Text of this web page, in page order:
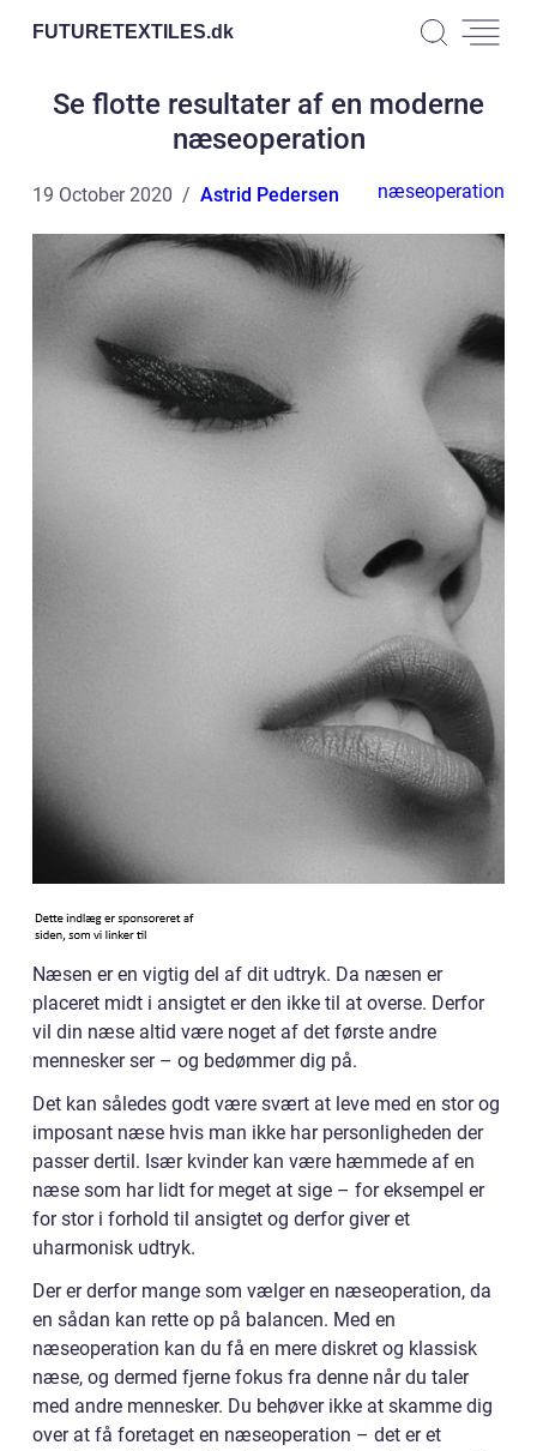
FUTURETEXTILES.dk
Se flotte resultater af en moderne
næseoperation
19 October 2020 Astrid Pedersen næseoperation
Næsen er en vigtig del af dit udtryk. Da næsen er
placeret midt i ansigtet er den ikke til at overse. Derfor
vil din næse altid være noget af det første andre
mennesker ser – og bedømmer dig på.
Det kan således godt være svært at leve med en stor og
imposant næse hvis man ikke har personligheden der
passer dertil. Især kvinder kan være hæmmede af en
næse som har lidt for meget at sige – for eksempel er
for stor i forhold til ansigtet og derfor giver et
uharmonisk udtryk.
Der er derfor mange som vælger en næseoperation, da
en sådan kan rette op på balancen. Med en
næseoperation kan du få en mere diskret og klassisk
næse, og dermed fjerne fokus fra denne når du taler
med andre mennesker. Du behøver ikke at skamme dig
over at få foretaget en næseoperation – det er et